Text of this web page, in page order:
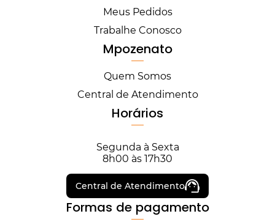
Meus Pedidos
Trabalhe Conosco
Mpozenato
Quem Somos
Central de Atendimento
Horários
Segunda à Sexta
8h00 às 17h30
Central de Atendimento
Formas de pagamento